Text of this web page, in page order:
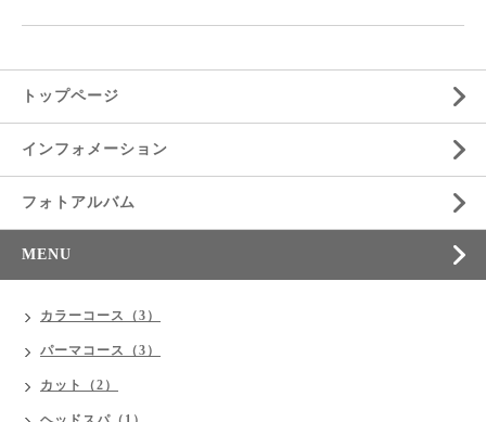
トップページ
インフォメーション
フォトアルバム
MENU
カラーコース（3）
パーマコース（3）
カット（2）